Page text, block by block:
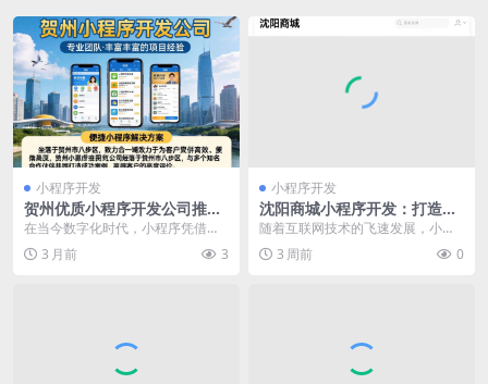
小程序开发
贺州优质小程序开发公司推
荐，助您开启数字化新征程
在当今数字化时代，小程序凭借其
便捷性和高效性，成为了众多企业
拓展业务、提升用户体...
3 月前 3
小程序开发
沈阳商城小程序开发：打造便
捷购物新体验，开启商业新机
遇
随着互联网技术的飞速发展，小程
序在商业领域的应用越来越广泛。
沈阳作为东北地区的重...
3 周前 0